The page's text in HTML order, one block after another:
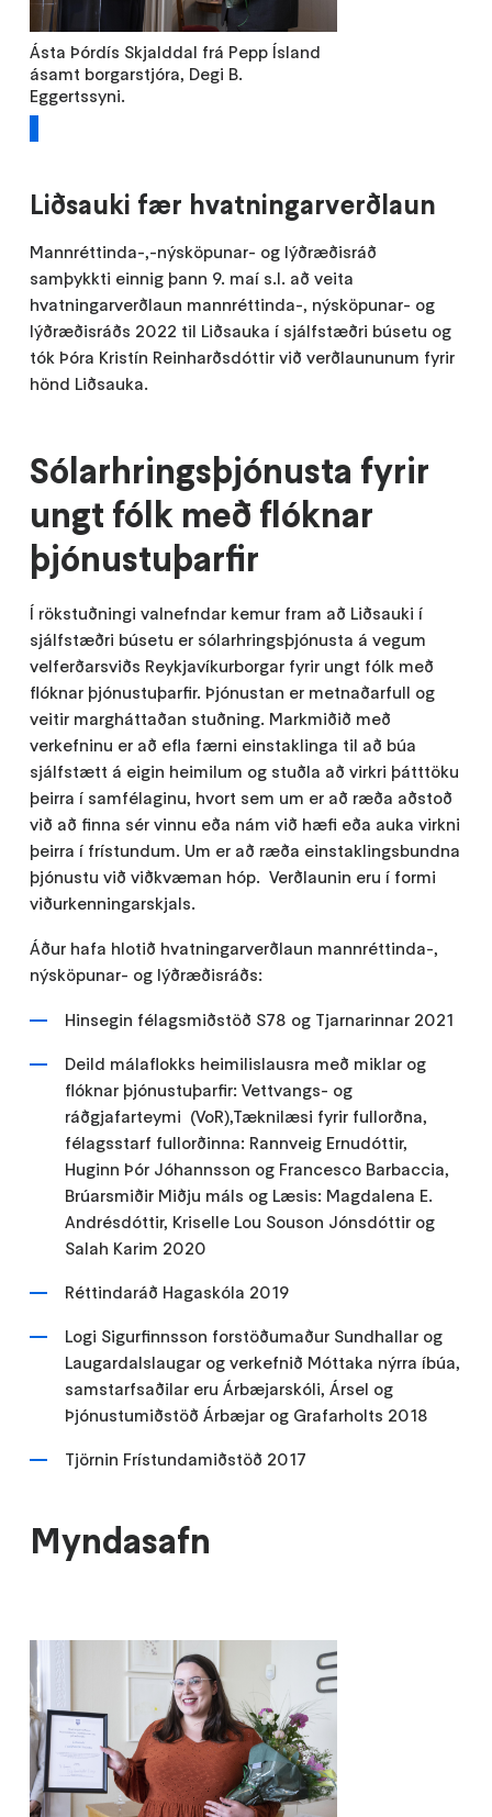
Ásta Þórdís Skjalddal frá Pepp Ísland
ásamt borgarstjóra, Degi B.
Eggertssyni.
Liðsauki fær hvatningarverðlaun
Mannréttinda-,-nýsköpunar- og lýðræðisráð
samþykkti einnig þann 9. maí s.l. að veita
hvatningarverðlaun mannréttinda-, nýsköpunar- og
lýðræðisráðs 2022 til Liðsauka í sjálfstæðri búsetu og
tók Þóra Kristín Reinharðsdóttir við verðlaununum fyrir
hönd Liðsauka.
Sólarhringsþjónusta fyrir
ungt fólk með flóknar
þjónustuþarfir
Í rökstuðningi valnefndar kemur fram að Liðsauki í
sjálfstæðri búsetu er sólarhringsþjónusta á vegum
velferðarsviðs Reykjavíkurborgar fyrir ungt fólk með
flóknar þjónustuþarfir. Þjónustan er metnaðarfull og
veitir margháttaðan stuðning. Markmiðið með
verkefninu er að efla færni einstaklinga til að búa
sjálfstætt á eigin heimilum og stuðla að virkri þátttöku
þeirra í samfélaginu, hvort sem um er að ræða aðstoð
við að finna sér vinnu eða nám við hæfi eða auka virkni
þeirra í frístundum. Um er að ræða einstaklingsbundna
þjónustu við viðkvæman hóp. Verðlaunin eru í formi
viðurkenningarskjals.
Áður hafa hlotið hvatningarverðlaun mannréttinda-,
nýsköpunar- og lýðræðisráðs:
Hinsegin félagsmiðstöð S78 og Tjarnarinnar 2021
Deild málaflokks heimilislausra með miklar og
flóknar þjónustuþarfir: Vettvangs- og
ráðgjafarteymi (VoR),Tæknilæsi fyrir fullorðna,
félagsstarf fullorðinna: Rannveig Ernudóttir,
Huginn Þór Jóhannsson og Francesco Barbaccia,
Brúarsmiðir Miðju máls og Læsis: Magdalena E.
Andrésdóttir, Kriselle Lou Souson Jónsdóttir og
Salah Karim 2020
Réttindaráð Hagaskóla 2019
Logi Sigurfinnsson forstöðumaður Sundhallar og
Laugardalslaugar og verkefnið Móttaka nýrra íbúa,
samstarfsaðilar eru Árbæjarskóli, Ársel og
Þjónustumiðstöð Árbæjar og Grafarholts 2018
Tjörnin Frístundamiðstöð 2017
Myndasafn